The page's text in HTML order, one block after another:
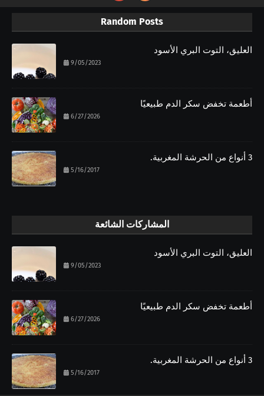
Random Posts
العليق، التوت البري الأسود
9/05/2023
أطعمة تخفض سكر الدم طبيعيًا
6/27/2026
3 أنواع من الحرشة المغربية.
5/16/2017
المشاركات الشائعة
العليق، التوت البري الأسود
9/05/2023
أطعمة تخفض سكر الدم طبيعيًا
6/27/2026
3 أنواع من الحرشة المغربية.
5/16/2017